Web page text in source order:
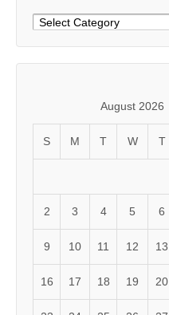
文
August 2026
S M T W T
2 3 4 5 6
9 10 11 12 13
16 17 18 19 20